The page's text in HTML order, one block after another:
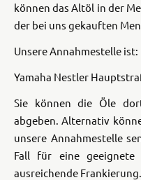
können das Altöl in der
der bei uns gekauften
Unsere Annahmestelle ist:
Yamaha Nestler
Sie können die Öle
abgeben. Alternativ
unsere Annahmestelle
Fall für eine geeignete
ausreichende Frankierung.